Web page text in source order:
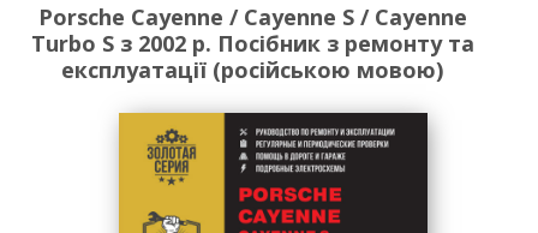
Porsche Cayenne / Cayenne S / Cayenne
Turbo S з 2002 р. Посібник з ремонту та
експлуатації (російською мовою)